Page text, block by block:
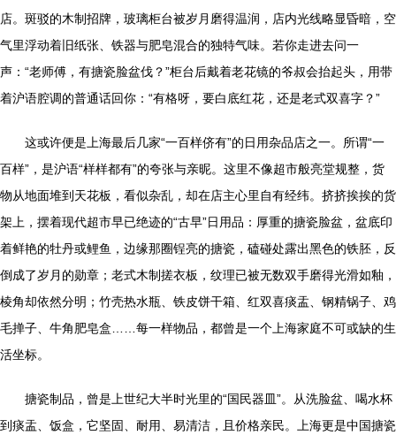
店。斑驳的木制招牌，玻璃柜台被岁月磨得温润，店内光线略显昏暗，空
气里浮动着旧纸张、铁器与肥皂混合的独特气味。若你走进去问一
声：“老师傅，有搪瓷脸盆伐？”柜台后戴着老花镜的爷叔会抬起头，用带
着沪语腔调的普通话回你：“有格呀，要白底红花，还是老式双喜字？”
这或许便是上海最后几家“一百样侪有”的日用杂品店之一。所谓“一
百样”，是沪语“样样都有”的夸张与亲昵。这里不像超市般亮堂规整，货
物从地面堆到天花板，看似杂乱，却在店主心里自有经纬。挤挤挨挨的货
架上，摆着现代超市早已绝迹的“古早”日用品：厚重的搪瓷脸盆，盆底印
着鲜艳的牡丹或鲤鱼，边缘那圈锃亮的搪瓷，磕碰处露出黑色的铁胚，反
倒成了岁月的勋章；老式木制搓衣板，纹理已被无数双手磨得光滑如釉，
棱角却依然分明；竹壳热水瓶、铁皮饼干箱、红双喜痰盂、钢精锅子、鸡
毛掸子、牛角肥皂盒……每一样物品，都曾是一个上海家庭不可或缺的生
活坐标。
搪瓷制品，曾是上世纪大半时光里的“国民器皿”。从洗脸盆、喝水杯
到痰盂、饭盒，它坚固、耐用、易清洁，且价格亲民。上海更是中国搪瓷